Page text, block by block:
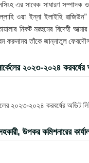
এর সাবেক সাধারণ
ওয়া ইন্না ইলাইহি
নিকট মরহুমের বিদেহী
করুনাময় তাঁকে জান্নাতুল
২০২৩-২০২৪ করবর্ষের
২০২৩-২০২৪ করবর্ষের অডিট
উপকর কমিশনারের